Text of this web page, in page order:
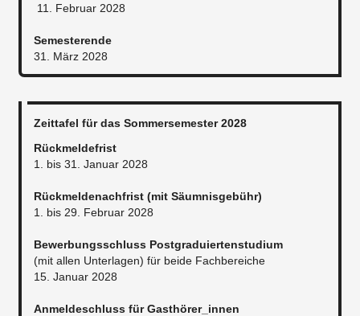
11. Februar 2028
Semesterende
31. März 2028
Zeittafel für das Sommersemester 2028
Rückmeldefrist
1. bis 31. Januar 2028
Rückmeldenachfrist (mit Säumnisgebühr)
1. bis 29. Februar 2028
Bewerbungsschluss Postgraduiertenstudium
(mit allen Unterlagen) für beide Fachbereiche
15. Januar 2028
Anmeldeschluss für Gasthörer_innen